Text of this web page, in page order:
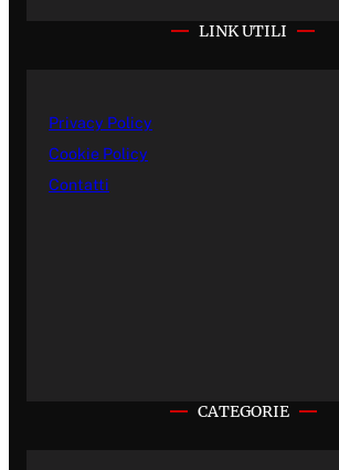
LINK UTILI
Privacy Policy
Cookie Policy
Contatti
CATEGORIE